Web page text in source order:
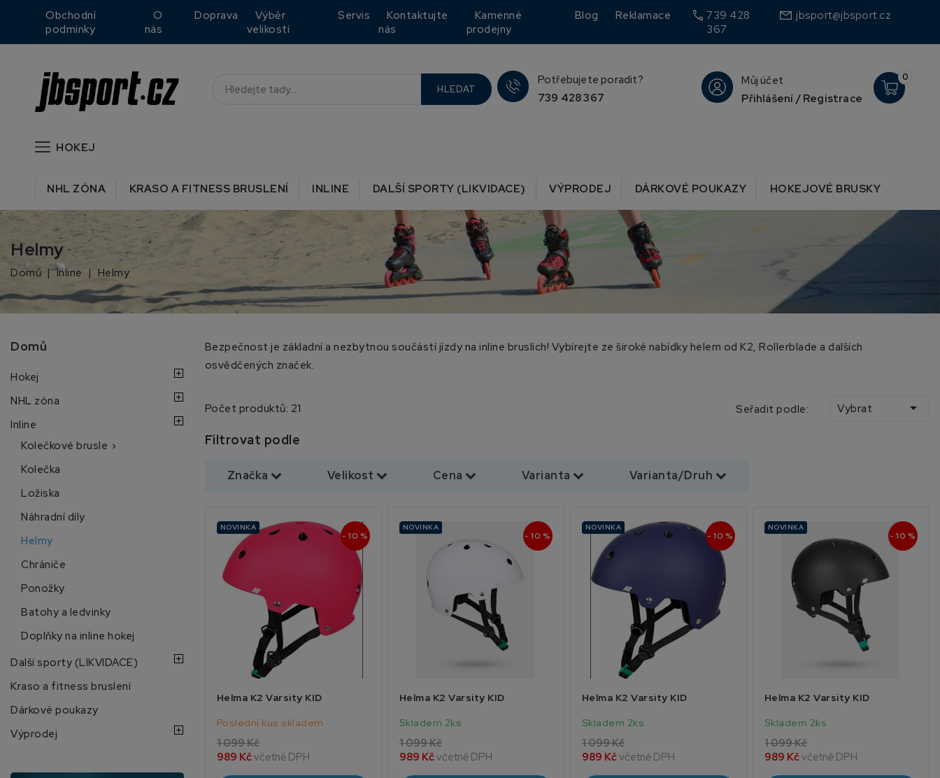
Obchodní
podmínky
O
nás
Doprava
Výběr
velikostí
Servis
Kontaktujte
nás
Kamenné
prodejny
Blog Reklamace call 739 428
367
jbsport@jbsport.cz
0
Můj účet
Přihlášení / Registrace
HLEDAT
Potřebujete poradit?
739 428 367
HOKEJ
NHL ZÓNA KRASO A FITNESS BRUSLENÍ INLINE DALŠÍ SPORTY (LIKVIDACE) VÝPRODEJ DÁRKOVÉ POUKAZY HOKEJOVÉ BRUSKY
Helmy
Domů Inline Helmy
Domů
Hokej
NHL zóna
Inline
Kolečkové brusle 
Kolečka
Ložiska
Náhradní díly
Helmy
Chrániče
Ponožky
Batohy a ledvinky
Doplňky na inline hokej
Další sporty (LIKVIDACE)
Kraso a fitness bruslení
Dárkové poukazy
Výprodej
Bezpečnost je základní a nezbytnou součástí jízdy na inline bruslích! Vybírejte ze široké nabídky helem od K2, Rollerblade a dalších
osvědčených značek.
Počet produktů: 21 Seřadit podle: Vybrat 
Filtrovat podle
Značka Velikost Cena Varianta Varianta/Druh
NOVINKA
- 10 %
Helma K2 Varsity KID
Poslední kus skladem
1 099 Kč
989 Kčvčetně DPH
NOVINKA
- 10 %
Helma K2 Varsity KID
Skladem 2ks
1 099 Kč
989 Kčvčetně DPH
NOVINKA
- 10 %
Helma K2 Varsity KID
Skladem 2ks
1 099 Kč
989 Kčvčetně DPH
NOVINKA
- 10 %
Helma K2 Varsity KID
Skladem 2ks
1 099 Kč
989 Kčvčetně DPH